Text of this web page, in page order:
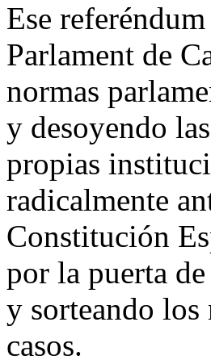
Ese
Parlament de
normas
y desoyendo
propias
radicalmente
Constitución
por la puerta
y sorteando los
casos.